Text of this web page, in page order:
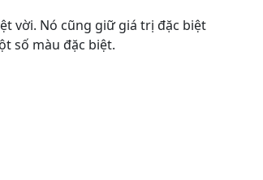
vời. Nó cũng giữ giá trị đặc biệt
số màu đặc biệt.